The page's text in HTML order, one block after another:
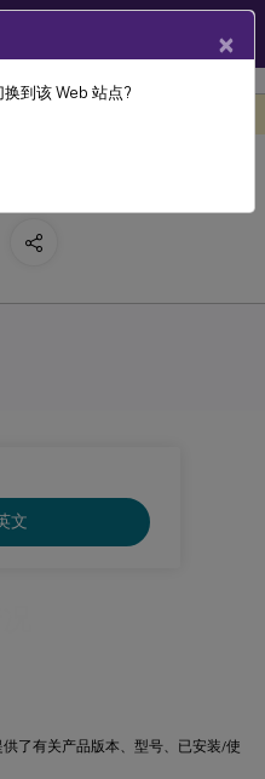
文
供了有关产品版本、型号、已安装/使
×
到该 Web 站点?